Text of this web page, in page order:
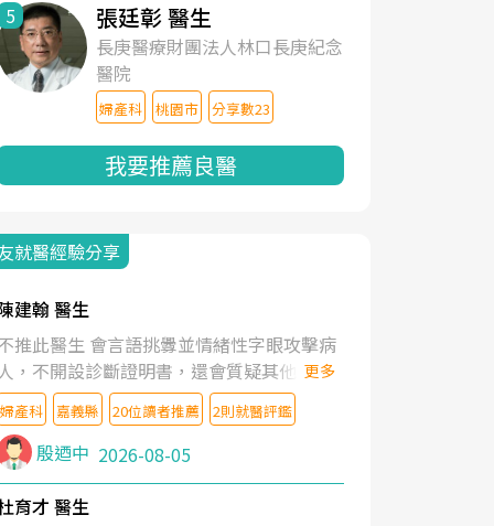
5 張廷彰 醫生
長庚醫療財團法人林口長庚紀念
醫院
婦產科 桃園市 分享數23
我要推薦良醫
就醫經驗分享
建翰 醫生
推此醫生 會言語挑釁並情緒性字眼攻擊病
，不開設診斷證明書，還會質疑其他醫生
判斷！
更多
婦產科 嘉義縣 20位讀者推薦 2則就醫評鑑
殷迺中 2026-08-05
育才 醫生